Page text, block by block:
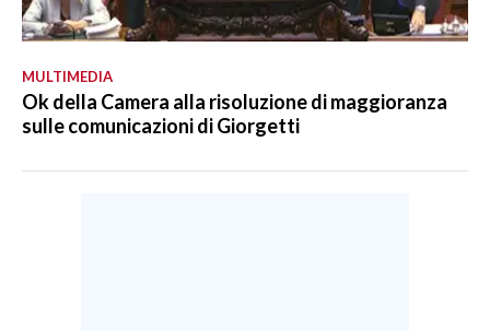
MULTIMEDIA
Ok della Camera alla risoluzione di maggioranza
sulle comunicazioni di Giorgetti